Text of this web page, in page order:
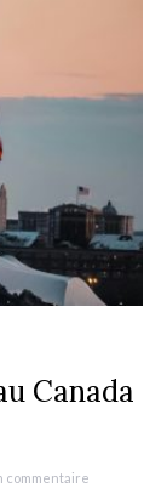
Canada
commentaire